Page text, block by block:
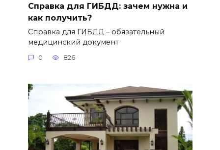
Справка для ГИБДД: зачем нужна и
как получить?
Справка для ГИБДД – обязательный
медицинский документ
0 826